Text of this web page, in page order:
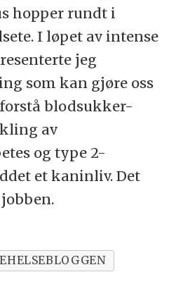
hopper rundt i
I løpet av intense
jeg
som kan gjøre oss
blodsukker-
av
og type 2-
et kaninliv. Det